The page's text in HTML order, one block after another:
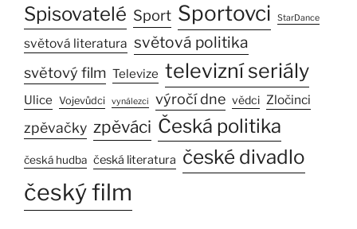
Spisovatelé Sport Sportovci StarDance
světová literatura světová politika
světový film Televize televizní seriály
Ulice Vojevůdci vynálezci výročí dne vědci Zločinci
zpěvačky zpěváci Česká politika
česká hudba česká literatura české divadlo
český film